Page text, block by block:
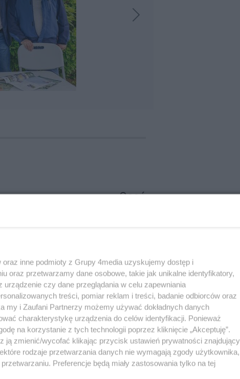
Oceń
Podpis
Dodaj
komentarz
inne podmioty z Grupy 4media uzyskujemy dostęp i
oraz przetwarzamy dane osobowe, takie jak unikalne identyfikatory,
urządzenie czy dane przeglądania w celu zapewniania
treści, pomiar reklam i treści, badanie odbiorców oraz
my i Zaufani Partnerzy możemy używać dokładnych danych
charakterystykę urządzenia do celów identyfikacji. Ponieważ
na korzystanie z tych technologii poprzez kliknięcie „Akceptuję”.
ją zmienić/wycofać klikając przycisk ustawień prywatności znajdujący
rodzaje przetwarzania danych nie wymagają zgody użytkownika,
Preferencje będą miały zastosowania tylko na tej